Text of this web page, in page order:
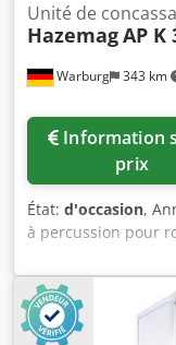
Warburg 343 km
Unité de
HazemagAP K
prix
État: d'occasion,
à percussion pour
d'entrée env. 350 x
jusqu'à 40 t/h,
granulométrie